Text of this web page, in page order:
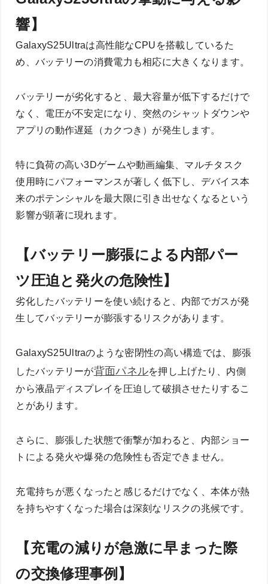
響】
GalaxyS25Ultraは高性能なCPUを搭載しているた
め、バッテリーの消費電力も相応に大きくなります。
バッテリーが劣化すると、最大容量が低下するだけで
なく、電圧が不安定になり、突然のシャットダウンや
アプリの動作遅延（カクつき）が発生します。
特に負荷の高い3Dゲームや動画編集、マルチタスク
使用時にパフォーマンスが著しく低下し、デバイス本
来のポテンシャルを最大限に引き出せなくなるという
影響が顕著に現れます。
【バッテリー膨張による内部パー
ツ圧迫と発火の危険性】
劣化したバッテリーを使い続けると、内部でガスが発
生してバッテリーが膨張するリスクがあります。
GalaxyS25Ultraのような密閉性の高い構造では、膨張
したバッテリーが背面パネルを押し上げたり、内側
から液晶ディスプレイを圧迫して破損させたりするこ
とがあります。
さらに、膨張した状態で衝撃が加わると、内部ショー
トによる発火や爆発の危険性も否定できません。
充電持ちが悪くなったと感じるだけでなく、本体が熱
を持ちやすくなった場合は深刻なリスクの兆候です。
【充電の減りが急激に早まった際
の交換修理事例】